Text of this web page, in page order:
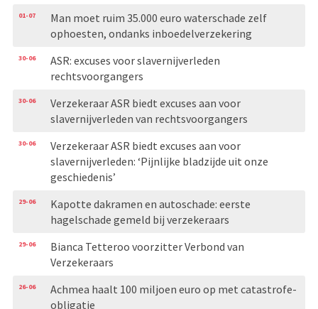
01-07
Man moet ruim 35.000 euro waterschade zelf
ophoesten, ondanks inboedelverzekering
30-06
ASR: excuses voor slavernijverleden
rechtsvoorgangers
30-06
Verzekeraar ASR biedt excuses aan voor
slavernijverleden van rechtsvoorgangers
30-06
Verzekeraar ASR biedt excuses aan voor
slavernijverleden: ‘Pijnlijke bladzijde uit onze
geschiedenis’
29-06
Kapotte dakramen en autoschade: eerste
hagelschade gemeld bij verzekeraars
29-06
Bianca Tetteroo voorzitter Verbond van
Verzekeraars
26-06
Achmea haalt 100 miljoen euro op met catastrofe-
obligatie